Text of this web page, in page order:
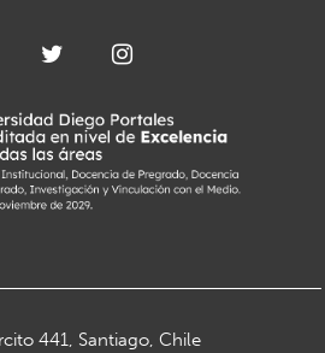
441, Santiago, Chile